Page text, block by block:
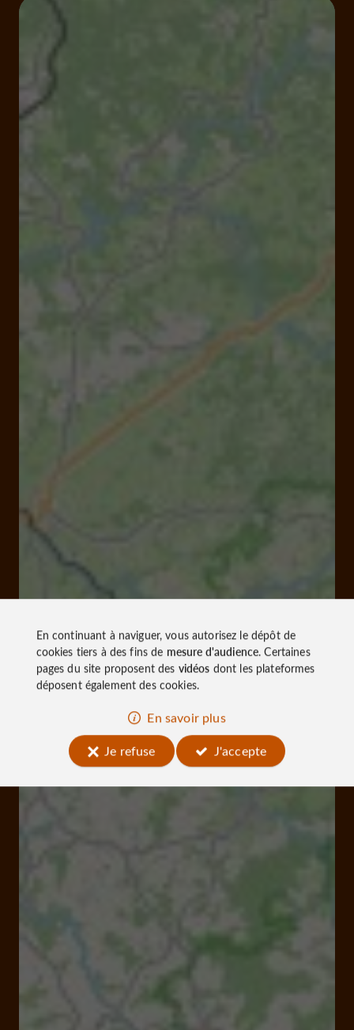
En continuant à naviguer, vous autorisez le dépôt de
cookies tiers à des fins de mesure d'audience. Certaines
pages du site proposent des vidéos dont les plateformes
déposent également des cookies.
En savoir plus
Je refuse
J'accepte